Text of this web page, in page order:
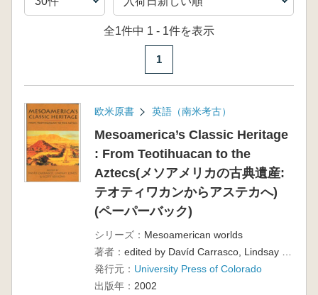
全1件中 1 - 1件を表示
1
欧米原書 英語（南米考古）
Mesoamerica’s Classic Heritage
: From Teotihuacan to the
Aztecs(メソアメリカの古典遺産:
テオティワカンからアステカへ)
(ペーパーバック)
シリーズ： Mesoamerican worlds
著者：
発行元： University Press of Colorado
出版年： 2002